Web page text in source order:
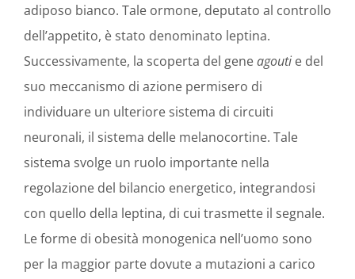
adiposo bianco. Tale ormone, deputato al controllo
dell’appetito, è stato denominato leptina.
Successivamente, la scoperta del geneagoutie del
suo meccanismo di azione permisero di
individuare un ulteriore sistema di circuiti
neuronali, il sistema delle melanocortine. Tale
sistema svolge un ruolo importante nella
regolazione del bilancio energetico, integrandosi
con quello della leptina, di cui trasmette il segnale.
Le forme di obesità monogenica nell’uomo sono
per la maggior parte dovute a mutazioni a carico